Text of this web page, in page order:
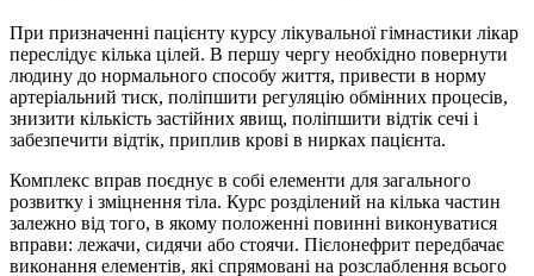
При призначенні пацієнту курсу лікувальної гімнастики лікар
переслідує кілька цілей. В першу чергу необхідно повернути
людину до нормального способу життя, привести в норму
артеріальний тиск, поліпшити регуляцію обмінних процесів,
знизити кількість застійних явищ, поліпшити відтік сечі і
забезпечити відтік, приплив крові в нирках пацієнта.
Комплекс вправ поєднує в собі елементи для загального
розвитку і зміцнення тіла. Курс розділений на кілька частин
залежно від того, в якому положенні повинні виконуватися
вправи: лежачи, сидячи або стоячи. Пієлонефрит передбачає
виконання елементів, які спрямовані на розслаблення всього